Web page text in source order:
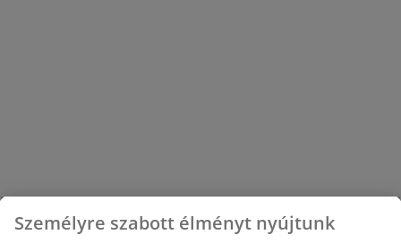
Személyre szabott élményt nyújtunk